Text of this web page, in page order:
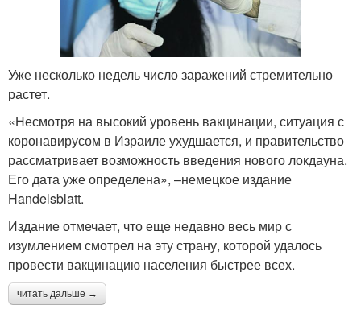
Уже несколько недель число заражений стремительно
растет.
«Несмотря на высокий уровень вакцинации, ситуация с
коронавирусом в Израиле ухудшается, и правительство
рассматривает возможность введения нового локдауна.
Его дата уже определена», –немецкое издание
Handelsblatt.
Издание отмечает, что еще недавно весь мир с
изумлением смотрел на эту страну, которой удалось
провести вакцинацию населения быстрее всех.
читать дальше →